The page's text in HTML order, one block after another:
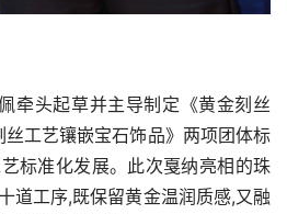
牵头起草并主导制定《黄金刻丝
工艺镶嵌宝石饰品》两项团体标
标准化发展。此次戛纳亮相的珠
道工序,既保留黄金温润质感,又融